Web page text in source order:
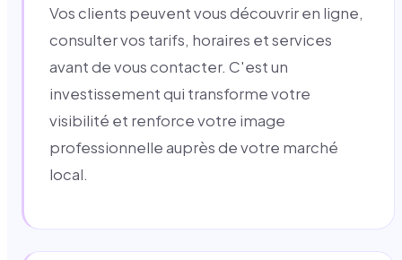
Vos clients peuvent vous découvrir en ligne,
consulter vos tarifs, horaires et services
avant de vous contacter. C'est un
investissement qui transforme votre
visibilité et renforce votre image
professionnelle auprès de votre marché
local.